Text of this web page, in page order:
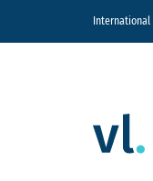
International